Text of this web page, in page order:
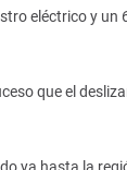
eléctrico y un
que el
ya hasta la